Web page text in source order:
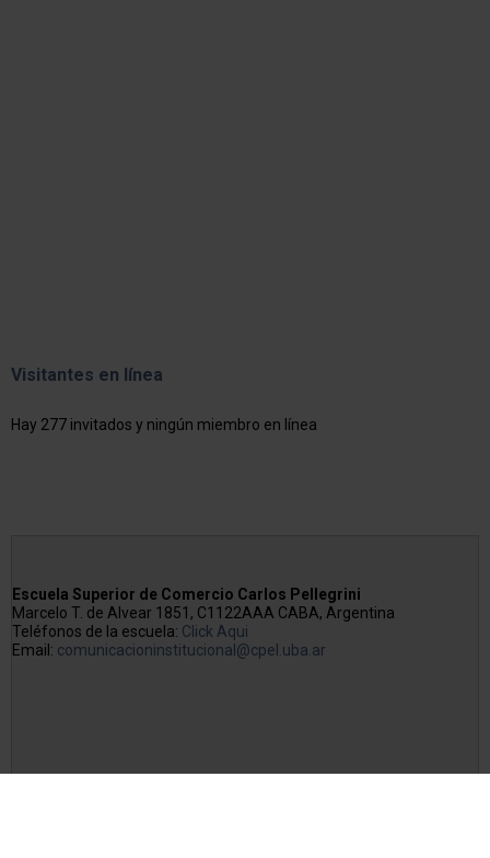
Visitantes en línea
Hay 277 invitados y ningún miembro en línea
Escuela Superior de Comercio Carlos Pellegrini
Marcelo T. de Alvear 1851, C1122AAA CABA, Argentina
Teléfonos de la escuela: Click Aqui
Email: comunicacioninstitucional@cpel.uba.ar